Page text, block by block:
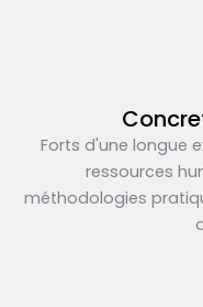
Forts d'une longue
ressources
méthodologies